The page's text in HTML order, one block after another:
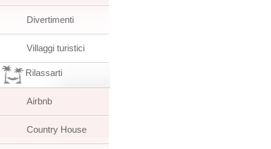
Divertimenti
Villaggi turistici
Rilassarti
Airbnb
Country House